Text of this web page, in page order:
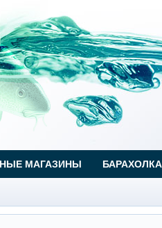
МАГАЗИНЫ БАРАХОЛКА